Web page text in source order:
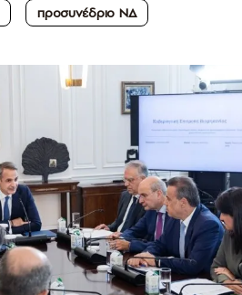
προσυνέδριο ΝΔ